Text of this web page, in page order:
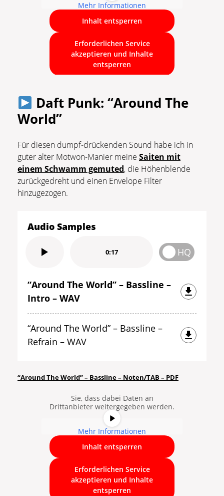
Mehr Informationen
Inhalt entsperren
Erforderlichen Service
akzeptieren und Inhalte
entsperren
Daft Punk: “Around The
World”
Für diesen dumpf-drückenden Sound habe ich in
guter alter Motwon-Manier meine Saiten mit
einem Schwamm gemuted, die Höhenblende
zurückgedreht und einen Envelope Filter
hinzugezogen.
Audio Samples
0:17 HQ
“Around The World” – Bassline –
Intro – WAV
“Around The World” – Bassline –
Refrain – WAV
“Around The World” – Bassline – Noten/TAB – PDF
auf den eigentlichen Inhalt
zuzugreifen, klicken Sie auf die
Sie, dass dabei Daten an
Drittanbieter weitergegeben werden.
Mehr Informationen
Inhalt entsperren
Erforderlichen Service
akzeptieren und Inhalte
entsperren